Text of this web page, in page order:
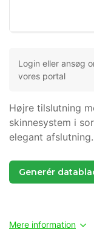
Login eller ansøg
vores portal
Højre tilslutning
skinnesystem i
elegant afslutning.
Generér
Mere information